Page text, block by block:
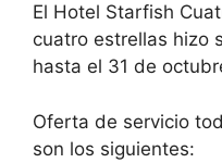
El Hotel Starfish
cuatro estrellas hizo
hasta el 31 de
Oferta de servicio
son los siguientes: